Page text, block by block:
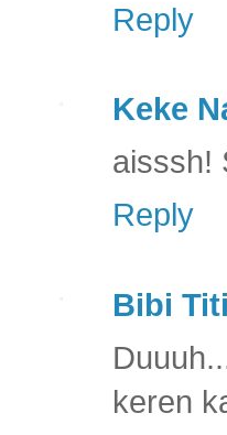
Reply
Keke
aisssh!
Reply
Bibi
keren